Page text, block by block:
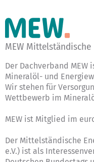
MEW
Der Dachverband
Mineralöl- und
Wir stehen für
Wettbewerb im
MEW ist Mitglied im
Der Mittelständische
e.V.) ist als